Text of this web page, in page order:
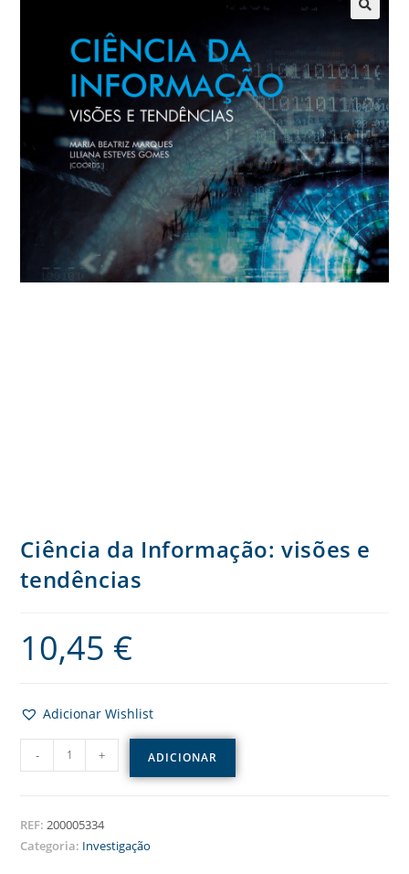
Ciência da Informação: visões e
tendências
10,45 €
Adicionar Wishlist
- + ADICIONAR
REF:200005334
Categoria: Investigação